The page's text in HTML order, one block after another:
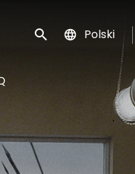
Wyszukaj Polski